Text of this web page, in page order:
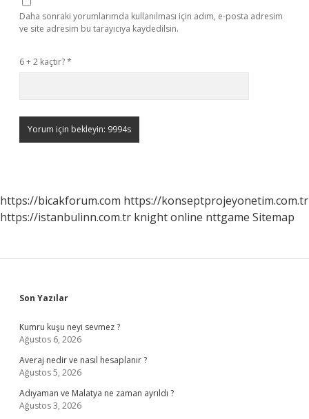
Daha sonraki yorumlarımda kullanılması için adım, e-posta adresim
ve site adresim bu tarayıcıya kaydedilsin.
6 + 2 kaçtır?*
https://bicakforum.com https://konseptprojeyonetim.com.tr
https://istanbulinn.com.tr knight online nttgame Sitemap
Sidebar
Son Yazılar
Kumru kuşu neyi sevmez ?
Ağustos 6, 2026
Averaj nedir ve nasıl hesaplanır ?
Ağustos 5, 2026
Adıyaman ve Malatya ne zaman ayrıldı ?
Ağustos 3, 2026